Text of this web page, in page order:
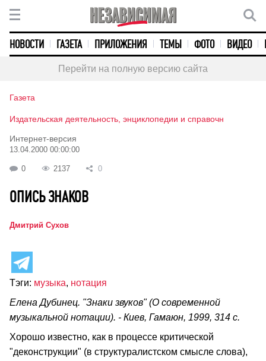
НОВОСТИ ГАЗЕТА ПРИЛОЖЕНИЯ ТЕМЫ ФОТО ВИДЕО
Перейти на полную версию сайта
Газета
Издательская деятельность, энциклопедии и справочн
Интернет-версия
13.04.2000 00:00:00
0 2137 0
ОПИСЬ ЗНАКОВ
Дмитрий Сухов
Тэги: музыка, нотация
Елена Дубинец. "Знаки звуков" (О современной
музыкальной нотации). - Киев, Гамаюн, 1999, 314 с.
Хорошо известно, как в процессе критической
"деконструкции" (в структуралистском смысле слова),